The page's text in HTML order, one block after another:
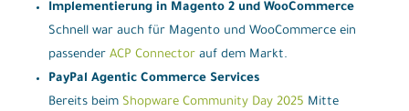
Implementierung in Magento 2 und WooCommerce
Schnell war auch für Magento und WooCommerce ein
passender ACP Connectorauf dem Markt.
PayPal Agentic Commerce Services
Bereits beim Shopware Community Day 2025 Mitte